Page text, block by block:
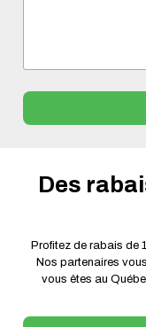
Des
Profitez de rabais de
Nos partenaires
vous êtes au